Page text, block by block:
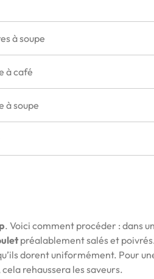
à soupe
à café
à soupe
. Voici comment procéder : dans
préalablement salés et poivrés.
dorent uniformément. Pour
rehaussera les saveurs.